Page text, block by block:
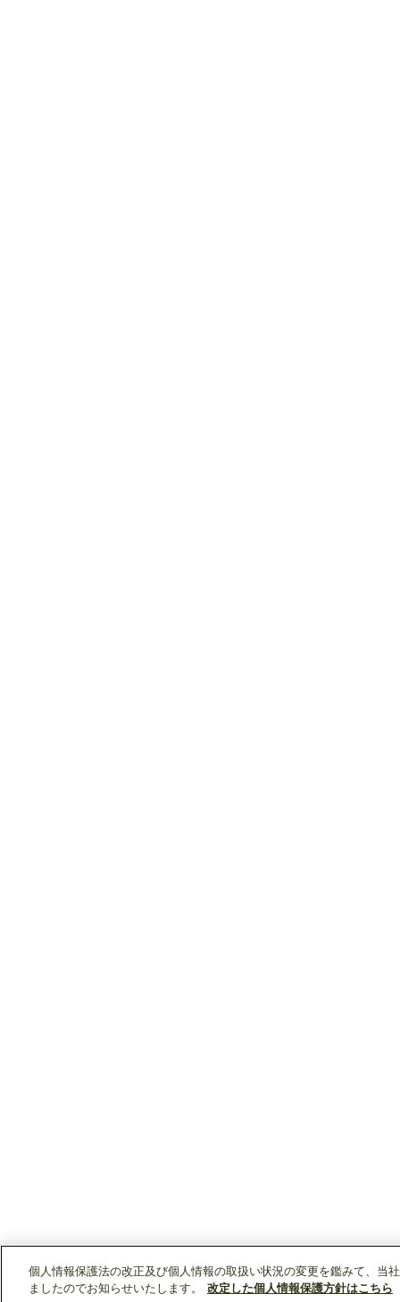
個人情報保護法の改正及び個人情報の取扱い状況の変更を鑑みて、当
ましたのでお知らせいたします。
改定した個人情報保護方針はこちら